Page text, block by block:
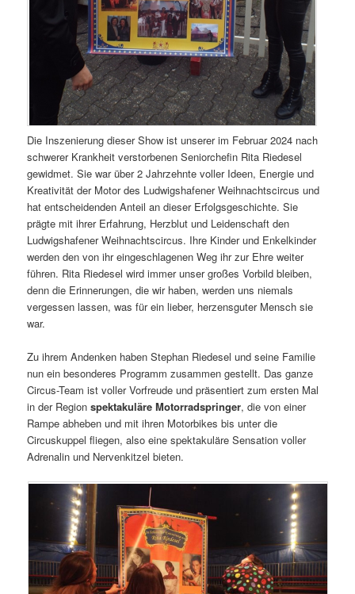
Die Inszenierung dieser Show ist unserer im Februar 2024 nach
schwerer Krankheit verstorbenen Seniorchefin Rita Riedesel
gewidmet. Sie war über 2 Jahrzehnte voller Ideen, Energie und
Kreativität der Motor des Ludwigshafener Weihnachtscircus und
hat entscheidenden Anteil an dieser Erfolgsgeschichte. Sie
prägte mit ihrer Erfahrung, Herzblut und Leidenschaft den
Ludwigshafener Weihnachtscircus. Ihre Kinder und Enkelkinder
werden den von ihr eingeschlagenen Weg ihr zur Ehre weiter
führen. Rita Riedesel wird immer unser großes Vorbild bleiben,
denn die Erinnerungen, die wir haben, werden uns niemals
vergessen lassen, was für ein lieber, herzensguter Mensch sie
war.
Zu ihrem Andenken haben Stephan Riedesel und seine Familie
nun ein besonderes Programm zusammen gestellt. Das ganze
Circus-Team ist voller Vorfreude und präsentiert zum ersten Mal
in der Regionspektakuläre Motorradspringer, die von einer
Rampe abheben und mit ihren Motorbikes bis unter die
Circuskuppel fliegen, also eine spektakuläre Sensation voller
Adrenalin und Nervenkitzel bieten.